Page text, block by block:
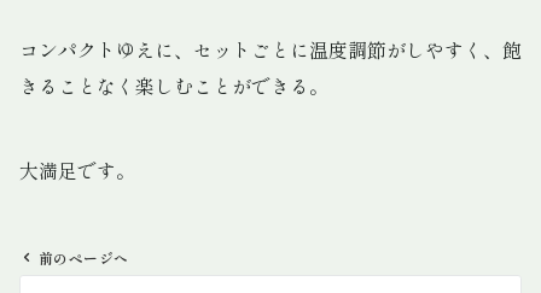
コンパクトゆえに、セットごとに温度調節がしやすく、飽
きることなく楽しむことができる。
大満足です。
前のページへ